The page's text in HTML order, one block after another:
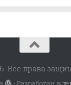
Все права
- Разработан в